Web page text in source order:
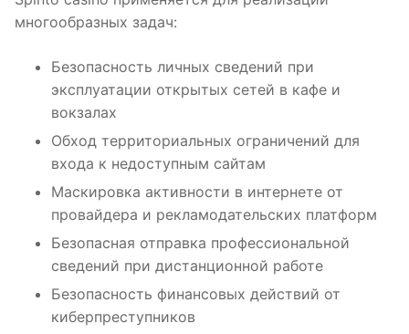
многообразных задач:
Безопасность личных сведений при
эксплуатации открытых сетей в кафе и
вокзалах
Обход территориальных ограничений для
входа к недоступным сайтам
Маскировка активности в интернете от
провайдера и рекламодательских платформ
Безопасная отправка профессиональной
сведений при дистанционной работе
Безопасность финансовых действий от
киберпреступников